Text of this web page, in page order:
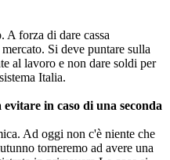
A forza di dare cassa
Si deve puntare sulla
al lavoro e non dare soldi per
Italia.
in caso di una seconda
Ad oggi non c'è niente che
torneremo ad avere una